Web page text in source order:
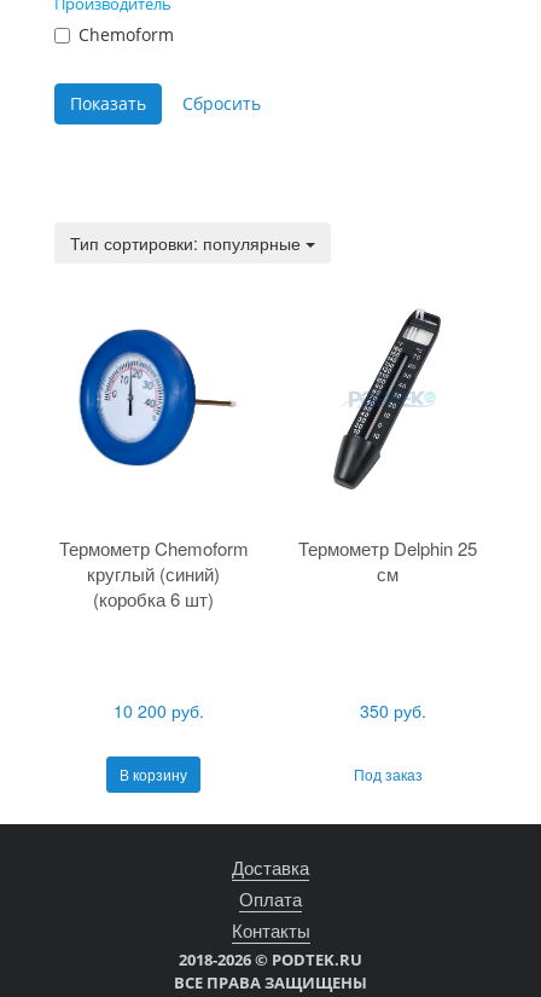
Chemoform
Тип сортировки: популярные
Термометр Chemoform
круглый (синий)
(коробка 6 шт)
10 200 руб.
В корзину
Термометр Delphin 25
см
350 руб.
Под заказ
Доставка
Оплата
Контакты
2018-2026 © PODTEK.RU
ВСЕ ПРАВА ЗАЩИЩЕНЫ